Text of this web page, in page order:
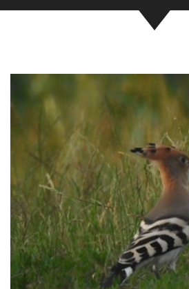
VADÁSZKÖNYVEK
TERMÉSZETFOTÓK
HAGYATÉKOK
FESTMÉNYEK
FÉNYKÉPEK
EGYEBEK
VIDEÓK
DOKUMENTUMOK